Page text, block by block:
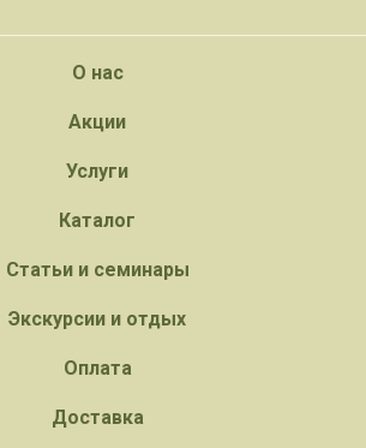
О нас
Акции
Услуги
Каталог
Статьи и семинары
Экскурсии и отдых
Оплата
Доставка